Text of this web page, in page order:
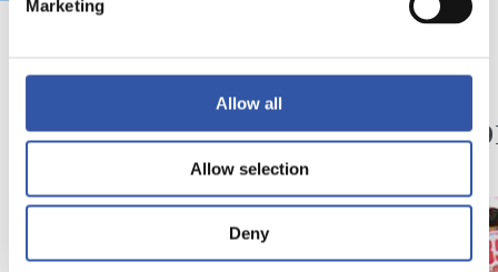
Marketing
Allow all
Allow selection
Deny
09/08/2026
Así se van a preparar
08/08/2026
Otra